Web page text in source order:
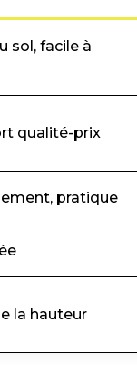
sol, facile à
qualité-prix
pratique
la hauteur